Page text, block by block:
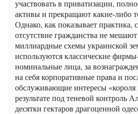
участвовать в приватизации,
активы и прекращают какие-либо
Однако, как показывает практика,
отсутствие гражданства не
миллиардные схемы украинской
используются классические
номинальные лица, за
на себя корпоративные права и
обслуживающие интересы
результате под теневой контроль
десятки гектаров драгоценной